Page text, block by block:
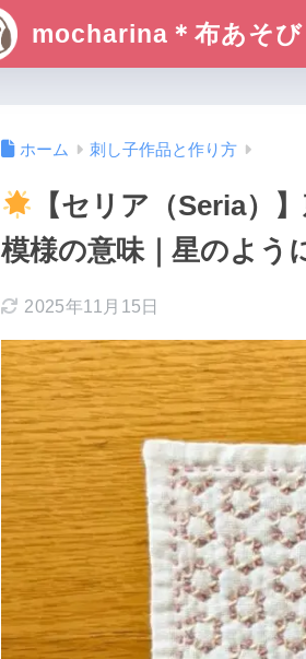
mocharina＊布あそび
ホーム 刺し子作品と作り方
【セリア（Seria）
模様の意味｜星のよう
2025年11月15日